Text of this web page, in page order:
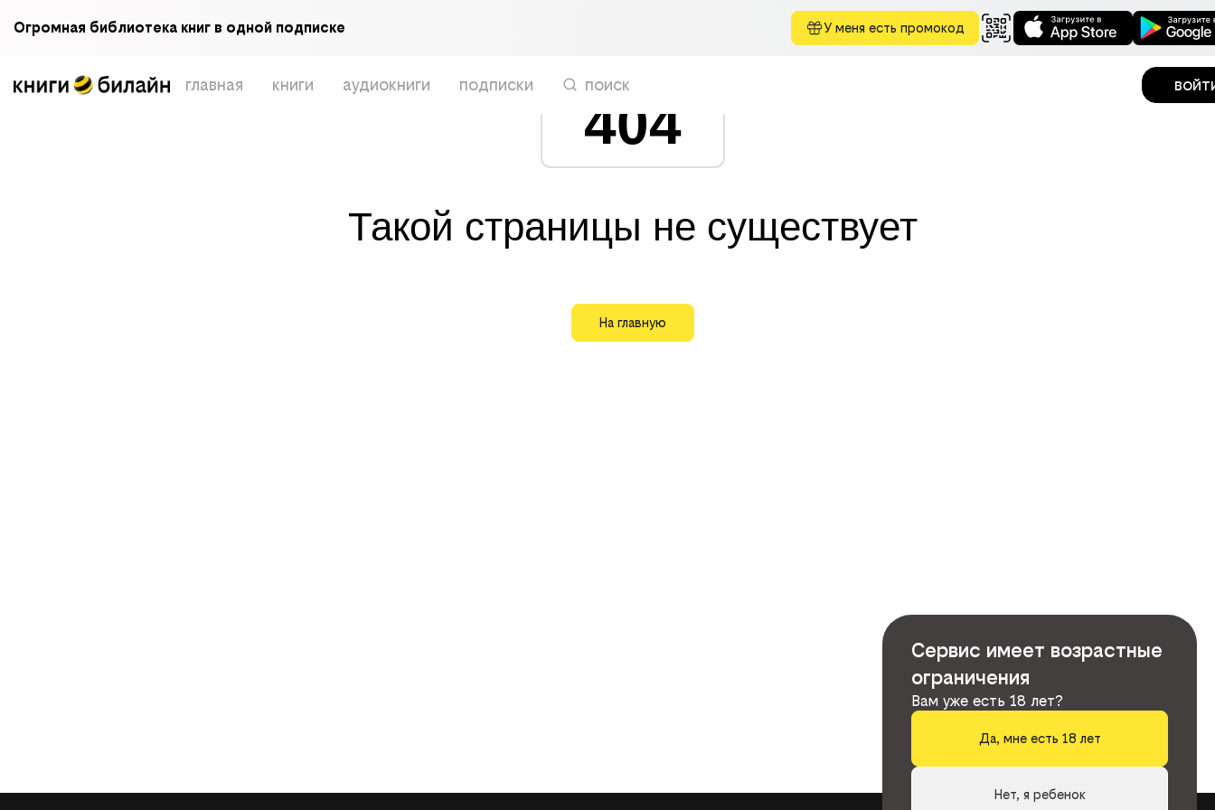
Огромная библиотека книг в одной подписке У меня есть промокод
главная книги аудиокниги подписки поиск
404
Такой страницы не существует
На главную
Сервис имеет возрастные
ограничения
Вам уже есть 18 лет?
Да, мне есть 18 лет
Нет, я ребенок